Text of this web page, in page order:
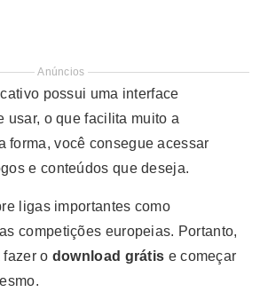
Anúncios
possui uma interface
usar, o que facilita muito a
forma, você consegue acessar
e conteúdos que deseja.
ligas importantes como
competições europeias. Portanto,
o download grátis e começar